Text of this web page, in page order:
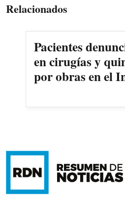
Relacionados
Pacientes
en cirugías y
por obras en el